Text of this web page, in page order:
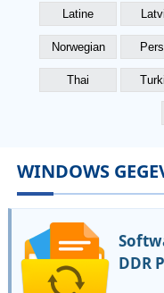
Latine
Norwegian
Thai
WINDOWS
DDR